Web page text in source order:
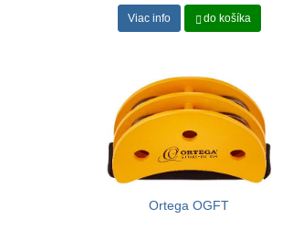
Viac info do košíka
Ortega OGFT